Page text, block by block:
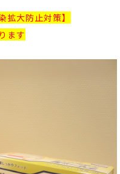
拡大防止対策】
ます